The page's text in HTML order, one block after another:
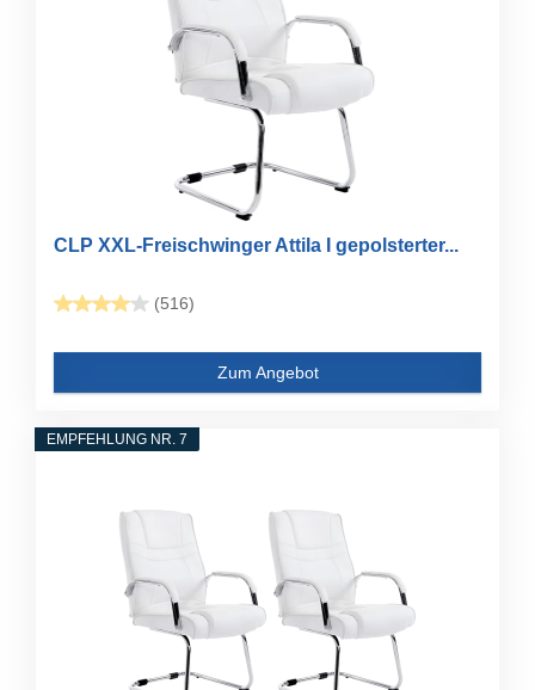
CLP XXL-Freischwinger Attila I gepolsterter...
(516)
Zum Angebot
EMPFEHLUNG NR. 7